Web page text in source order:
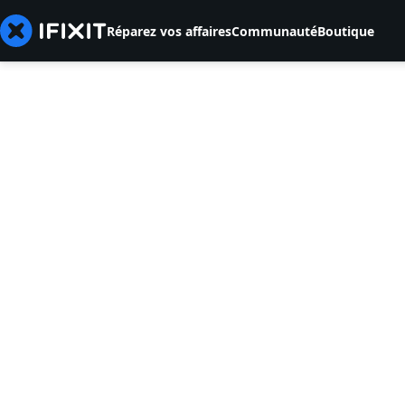
Réparez vos affairesCommunautéBoutique